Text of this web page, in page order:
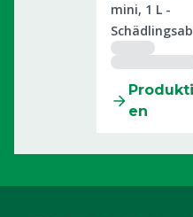
mini, 1 L -
en